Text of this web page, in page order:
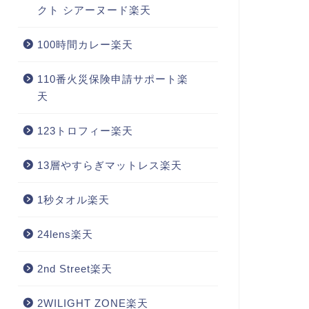
クト シアーヌード楽天
100時間カレー楽天
110番火災保険申請サポート楽
天
123トロフィー楽天
13層やすらぎマットレス楽天
1秒タオル楽天
24lens楽天
2nd Street楽天
2WILIGHT ZONE楽天